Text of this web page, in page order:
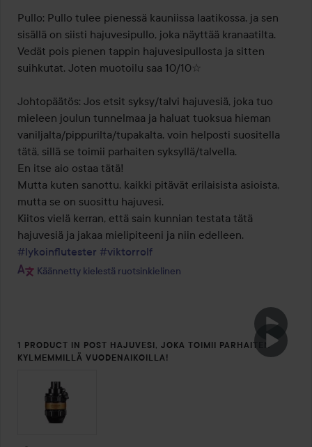
Pullo: Pullo tulee pienessä kauniissa laatikossa, ja sen
sisällä on siisti hajuvesipullo, joka näyttää kranaatilta.
Vedät pois pienen tappin hajuvesipullosta ja sitten
suihkutat. Joten muotoilu saa 10/10☆
Johtopäätös: Jos etsit syksy/talvi hajuvesiä, joka tuo
mieleen joulun tunnelmaa ja haluat tuoksua hieman
vaniljalta/pippurilta/tupakalta, voin helposti suositella
tätä, sillä se toimii parhaiten syksyllä/talvella.
En itse aio ostaa tätä!
Mutta kuten sanottu, kaikki pitävät erilaisista asioista,
mutta se on suosittu hajuvesi.
Kiitos vielä kerran, että sain kunnian testata tätä
#lykoinflutester #viktorrolf
Käännetty kielestä ruotsinkielinen
1 PRODUCT IN POST HAJUVESI, JOKA TOIMII PARHAITEN
KYLMEMMILLÄ VUODENAIKOILLA!